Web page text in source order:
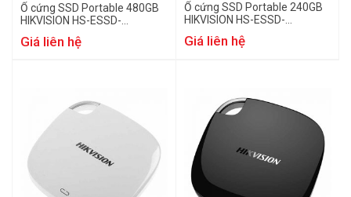
Ổ cứng SSD Portable 480GB
HIKVISION HS-ESSD-
Giá liên hệ
Ổ cứng SSD Portable 240GB
HIKVISION HS-ESSD-
Giá liên hệ